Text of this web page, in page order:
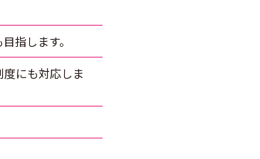
指します。
にも対応しま